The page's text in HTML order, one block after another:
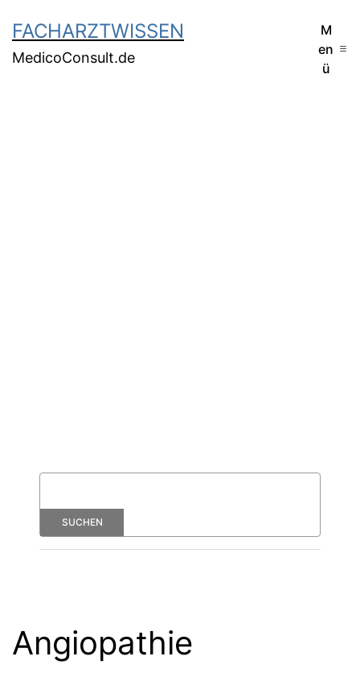
FACHARZTWISSEN
MedicoConsult.de
M
en
ü
Angiopathie